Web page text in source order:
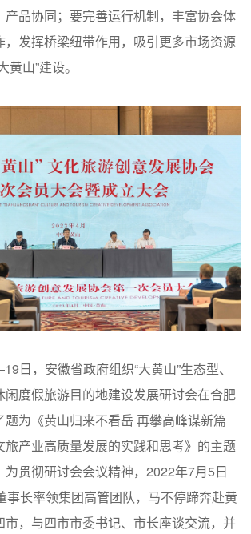
产品协同；要完善运行机制，丰富协会体
，发挥桥梁纽带作用，吸引更多市场资源
山”建设。
日，安徽省政府组织“大黄山”生态型、
闲度假旅游目的地建设发展研讨会在合肥
题为《黄山归来不看岳 再攀高峰谋新篇
产业高质量发展的实践和思考》的主题
为贯彻研讨会会议精神，2022年7月5日
长率领集团高管团队，马不停蹄奔赴黄
市，与四市市委书记、市长座谈交流，并